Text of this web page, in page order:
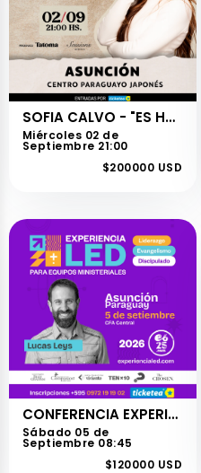
SOFIA CALVO - "ES HORA DE HABLAR"
Miércoles 02 de
Septiembre 21:00
$200000 USD
CONFERENCIA EXPERIENCIA LED E625 CON LUCAS LEYS
Sábado 05 de
Septiembre 08:45
$120000 USD